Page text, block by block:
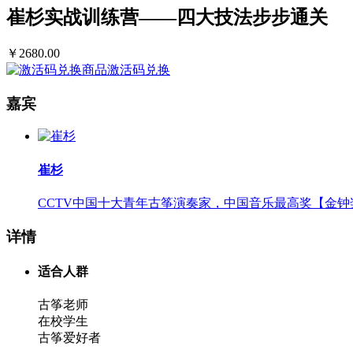
崔杉实战训练营——四大技法步步通关
￥2680.00
商品激活码兑换
嘉宾
崔杉
CCTV中国十大青年古筝演奏家，中国音乐最高奖【金
详情
适合人群
古筝老师
在校学生
古筝爱好者